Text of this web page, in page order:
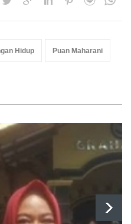
Hidup Puan Maharani